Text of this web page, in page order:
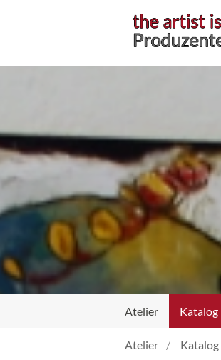
Atelier Katalog
Atelier
Atelier Katalog